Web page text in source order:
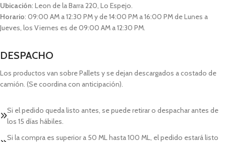
Ubicación: Leon de la Barra 220, Lo Espejo.
Horario: 09:00 AM a 12:30 PM y de 14:00 PM a 16:00 PM de Lunes a
Jueves, los Viernes es de 09:00 AM a 12:30 PM.
DESPACHO
Los productos van sobre Pallets y se dejan descargados a costado de
camión. (Se coordina con anticipación).
Si el pedido queda listo antes, se puede retirar o despachar antes de
los 15 días hábiles.
Si la compra es superior a 50 ML hasta 100 ML, el pedido estará listo